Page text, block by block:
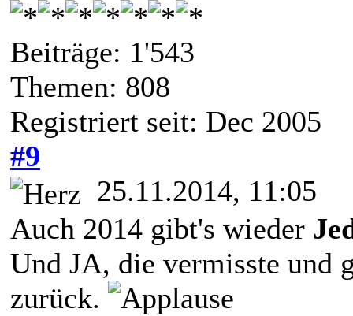
Beiträge: 1'543
Themen: 808
Registriert seit: Dec 2005
#9
25.11.2014, 11:05
Auch 2014 gibt's wieder
Und JA, die vermisste und
zurück.